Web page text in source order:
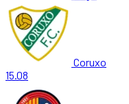
Coruxo
15.08